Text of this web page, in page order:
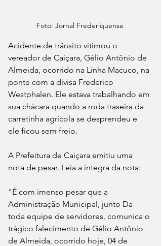
Foto: Jornal Frederiquense
Acidente de trânsito vitimou o
vereador de Caiçara, Gélio Antônio de
Almeida, ocorrido na Linha Macuco, na
ponte com a divisa Frederico
Westphalen. Ele estava trabalhando em
sua chácara quando a roda traseira da
carretinha agrícola se desprendeu e
ele ficou sem freio.
A Prefeitura de Caiçara emitiu uma
nota de pesar. Leia a íntegra da nota:
"É com imenso pesar que a
Administração Municipal, junto Da
toda equipe de servidores, comunica o
trágico falecimento de Gélio Antônio
de Almeida, ocorrido hoje, 04 de